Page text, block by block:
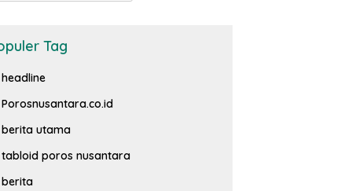
Tag
headline
Porosnusantara.co.id
berita utama
tabloid poros nusantara
berita